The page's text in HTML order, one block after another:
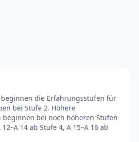
die Erfahrungsstufen für
bei Stufe 2. Höhere
bei noch höheren Stufen
14 ab Stufe 4, A 15–A 16 ab